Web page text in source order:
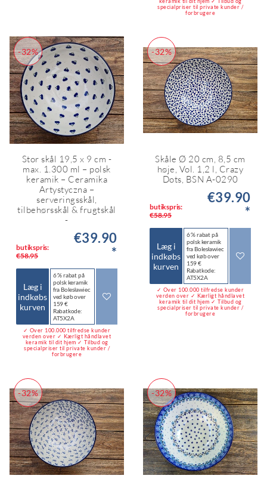
specialpriser til private kunder /
forbrugere
-32%
Stor skål 19,5 x 9 cm -
max. 1.300 ml – polsk
keramik – Ceramika
Artystyczna –
serveringsskål,
tilbehørsskål & frugtskål
-
butikspris:
€58.95
€39.90
*
Læg i
indkøbs
kurven
6 % rabat på
polsk keramik
fra Bolesławiec
ved køb over
159 €
Rabatkode:
AT5X2A
✓ Over 100.000 tilfredse kunder
verden over ✓ Kærligt håndlavet
keramik til dit hjem ✓ Tilbud og
specialpriser til private kunder /
forbrugere
-32%
Skåle Ø 20 cm, 8,5 cm
høje, Vol. 1,2 l, Crazy
Dots, BSN A-0290
butikspris:
€58.95
€39.90
*
Læg i
indkøbs
kurven
6 % rabat på
polsk keramik
fra Bolesławiec
ved køb over
159 €
Rabatkode:
AT5X2A
✓ Over 100.000 tilfredse kunder
verden over ✓ Kærligt håndlavet
keramik til dit hjem ✓ Tilbud og
specialpriser til private kunder /
forbrugere
-32% -32%